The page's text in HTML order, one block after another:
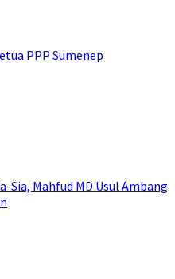
PPP Sumenep
Sia, Mahfud MD Usul Ambang